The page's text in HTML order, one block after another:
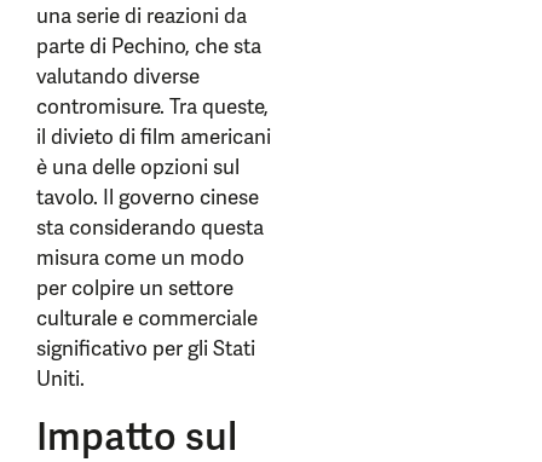
una serie di reazioni da
parte di Pechino, che sta
valutando diverse
contromisure. Tra queste,
il divieto di film americani
è una delle opzioni sul
tavolo. Il governo cinese
sta considerando questa
misura come un modo
per colpire un settore
culturale e commerciale
significativo per gli Stati
Uniti.
Impatto sul